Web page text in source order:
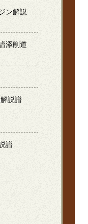
ン解説
添削道
説譜
譜